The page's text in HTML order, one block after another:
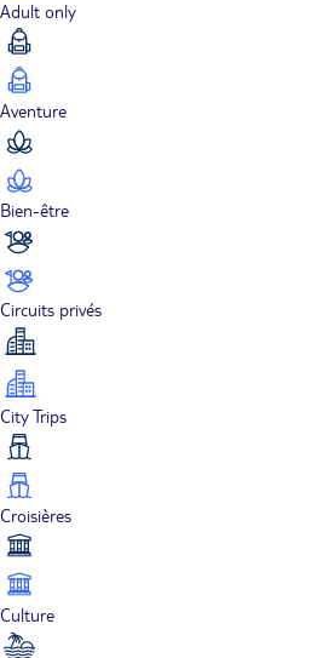
Adult only
Aventure
Bien-être
Circuits privés
City Trips
Croisières
Culture